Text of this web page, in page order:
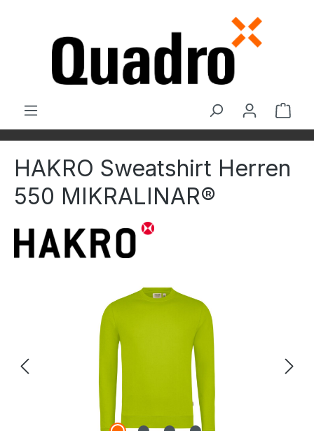
HAKRO Sweatshirt Herren
550 MIKRALINAR®
Bildergalerie überspringen